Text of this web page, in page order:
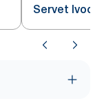
Servet Ivoor